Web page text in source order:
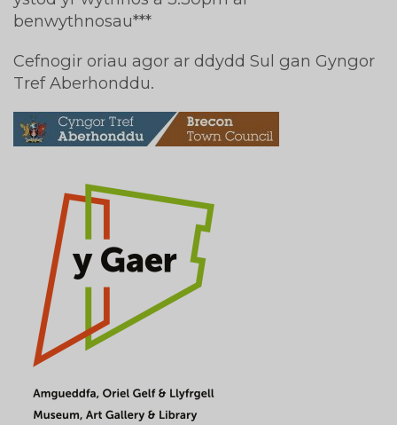
benwythnosau***
Cefnogir oriau agor ar ddydd Sul gan Gyngor
Tref Aberhonddu.